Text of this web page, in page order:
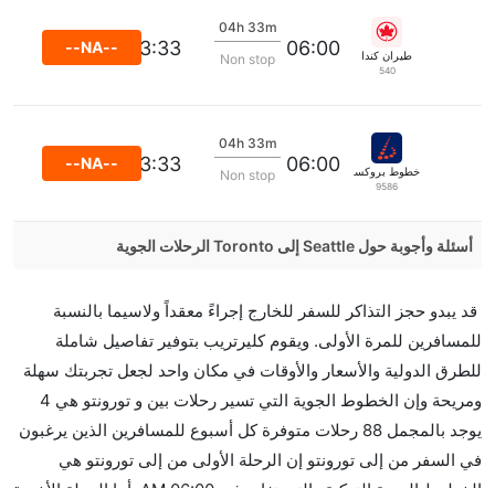
طيران كندا
540
06:00
04h 33m
Non stop
13:33
--NA--
خطوط بروكسل الجوية
9586
06:00
04h 33m
Non stop
13:33
--NA--
أسئلة وأجوبة حول Seattle إلى Toronto الرحلات الجوية
إلىتورونتو مما تستغرقه الخطوط الجوية الأخرى؟
نعم. توفر كل من أسرع رحلات الطيران على هذا الطريق،
هل توفر شركات الطيران مساحة إضافية للنوم؟
كثير من خطوط طيران درجة رجال الأعمال توفر مساحة
إضافية للنوم.
قد يبدو حجز التذاكر للسفر للخارج إجراءً معقداً ولاسيما بالنسبة
للمسافرين للمرة الأولى. ويقوم كليرتريب بتوفير تفاصيل شاملة
للطرق الدولية والأسعار والأوقات في مكان واحد لجعل تجربتك سهلة
ومريحة وإن الخطوط الجوية التي تسير رحلات بين و تورونتو هي 4
يوجد بالمجمل 88 رحلات متوفرة كل أسبوع للمسافرين الذين يرغبون
في السفر من إلى تورونتو إن الرحلة الأولى من إلى تورونتو هي